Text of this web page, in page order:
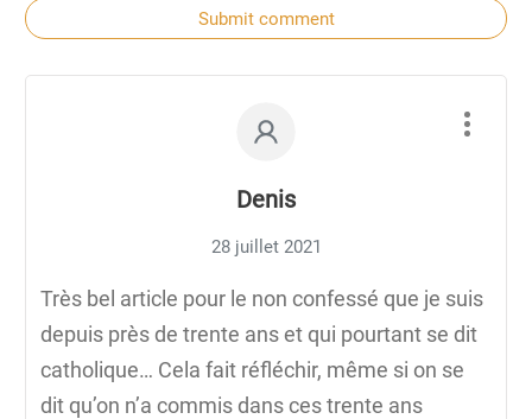
Submit comment
Denis
28 juillet 2021
Très bel article pour le non confessé que je suis
depuis près de trente ans et qui pourtant se dit
catholique… Cela fait réfléchir, même si on se
dit qu’on n’a commis dans ces trente ans